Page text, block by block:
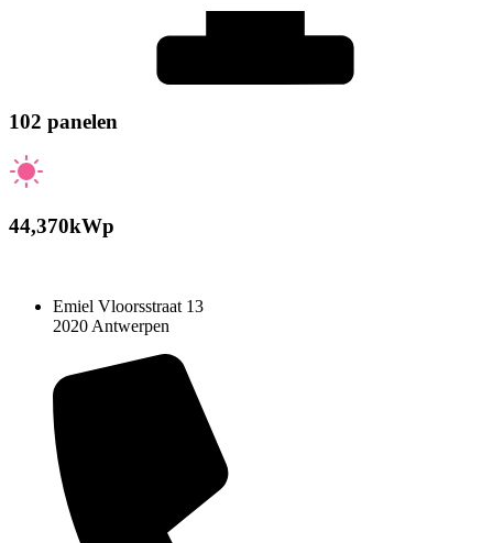
102 panelen
44,370kWp
Emiel Vloorsstraat 13
2020 Antwerpen